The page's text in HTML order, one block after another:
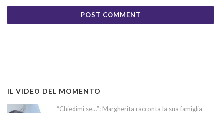
IL VIDEO DEL MOMENTO
“Chiedimi se…”: Margherita racconta la sua famiglia